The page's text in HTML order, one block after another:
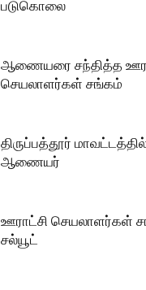
படுகொலை
ஆணையரை சந்தித்த
செயலாளர்கள் சங்கம்
திருப்பத்தூர்
ஆணையர்
ஊராட்சி செயலாளர்கள்
சல்யூட்